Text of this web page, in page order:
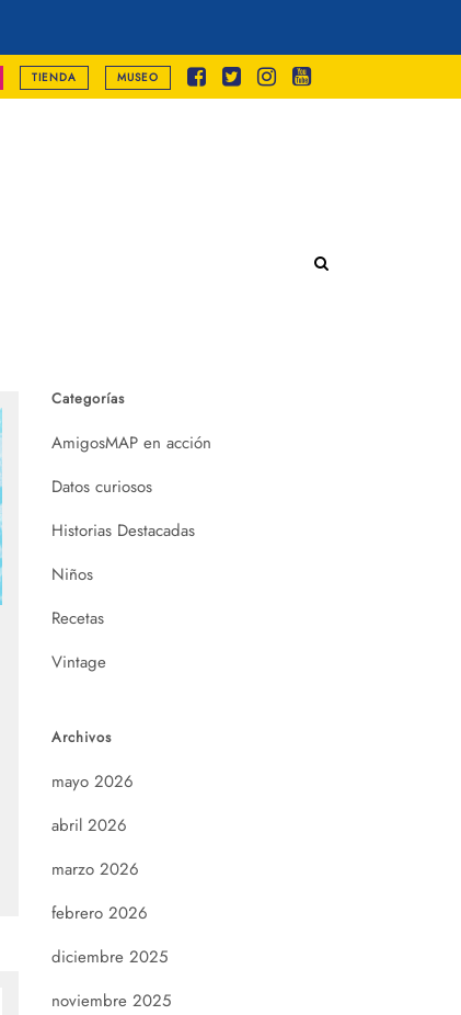
TIENDA MUSEO
Categorías
AmigosMAP en acción
Datos curiosos
Historias Destacadas
Niños
Recetas
Vintage
Archivos
mayo 2026
abril 2026
marzo 2026
febrero 2026
diciembre 2025
noviembre 2025